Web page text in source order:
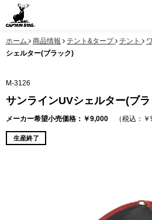
ホーム 商品情報 テント&タープ テント
シェルター(ブラック)
M-3126
サンラインUVシェルター(ブ
メーカー希望小売価格：￥9,000 （税込：￥
生産終了